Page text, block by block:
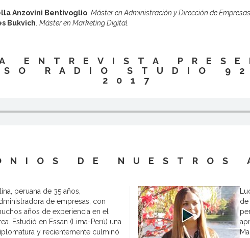
Anzovini Bentivoglio Máster en Administración y Dirección de Empresas
Bukvich Máster en Marketing Digital.
ENTREVISTA
RADIO STUDIO
2017
DE NUESTROS
peruana de 35 años,
de empresas, con
años de experiencia en el
Estudió en Essan (Lima-Perú) una
y recientemente culminó
de